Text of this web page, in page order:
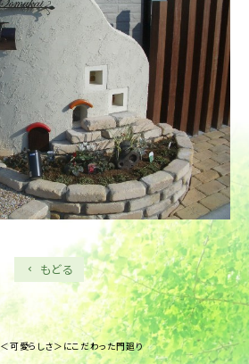
もどる
＜可愛らしさ＞にこだわった門廻り